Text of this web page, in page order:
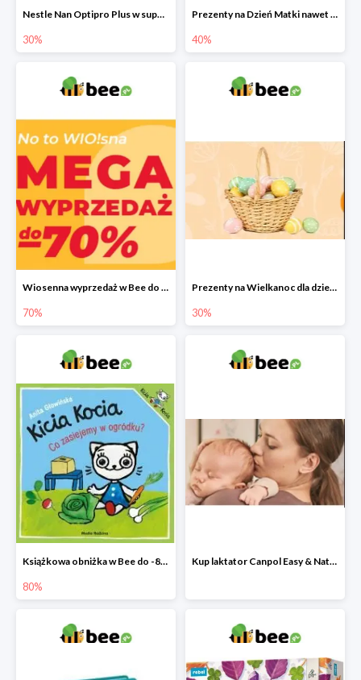
Nestle Nan Optipro Plus w super cenach!
30%
Prezenty na Dzień Matki nawet do -40%
40%
Wiosenna wyprzedaż w Bee do -70%
70%
Prezenty na Wielkanoc dla dzieci 2022 - upominki od Zajączka
30%
Książkowa obniżka w Bee do -80%
80%
Kup laktator Canpol Easy & Natural a nianię elektroniczną otrzymasz GRATIS!